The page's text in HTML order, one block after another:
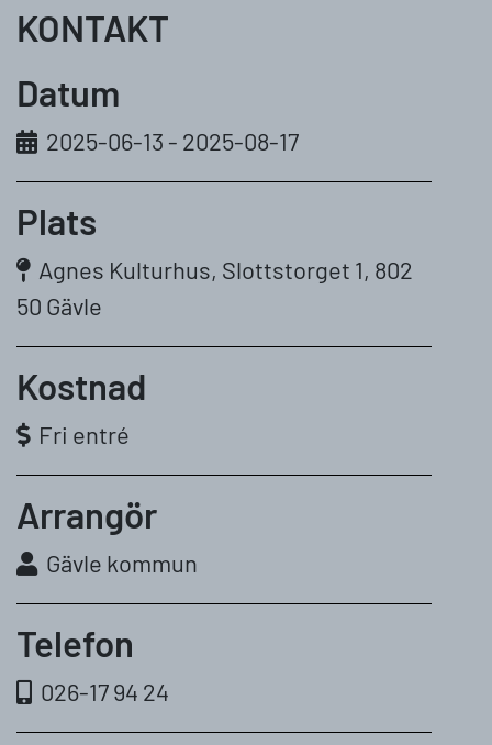
KONTAKT
Datum
2025-06-13 - 2025-08-17
Plats
Agnes Kulturhus, Slottstorget 1, 802
50 Gävle
Kostnad
Fri entré
Arrangör
Gävle kommun
Telefon
026-17 94 24